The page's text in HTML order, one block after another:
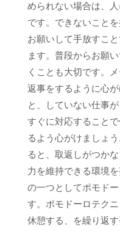
められない場合は、
です。できないこと
お願いして手放すこ
ます。普段からお願
くことも大切です。
返事をするように心
と、していない仕事
すぐに対応すること
るよう心がけましょ
ると、取返しがつか
力を維持できる環境
の一つとしてポモド
す。ポモドーロテク
休憩する、を繰り返